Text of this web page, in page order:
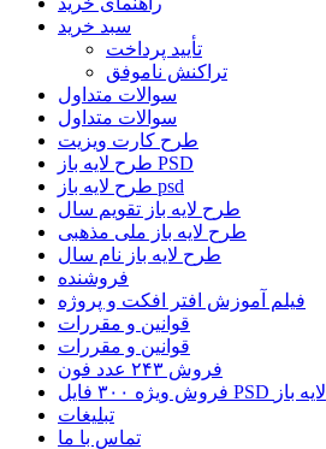
سبد خرید
تأیید پرداخت
تراکنش ناموفق
سوالات متداول
سوالات متداول
طرح کارت ویزیت
طرح لایه باز PSD
طرح لایه باز psd
طرح لایه باز تقویم سال
طرح لایه باز ملی مذهبی
طرح لایه باز نام سال
فروشنده
فیلم آموزش افتر افکت و پروژه
قوانین و مقررات
قوانین و مقررات
فروش ۲۴۳ عدد فون
فروش ویژه ۳۰۰ فایل PSD لایه باز
تبلیغات
تماس با ما